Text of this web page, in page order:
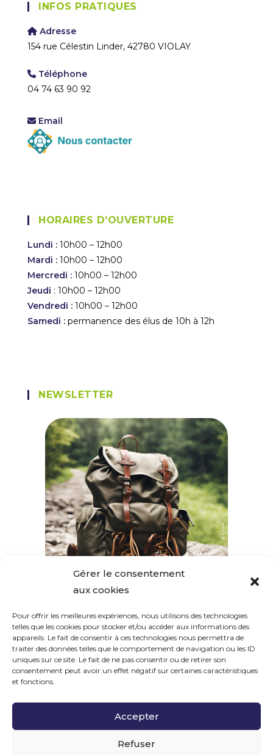
Gérer le consentement
aux cookies
Pour offrir les meilleures expériences, nous utilisons des technologies
telles que les cookies pour stocker et/ou accéder aux informations des
appareils. Le fait de consentir à ces technologies nous permettra de
traiter des données telles que le comportement de navigation ou les ID
uniques sur ce site. Le fait de ne pas consentir ou de retirer son
consentement peut avoir un effet négatif sur certaines caractéristiques
et fonctions.
Accepter
Refuser
INFOS PRATIQUES
Adresse
154 rue Célestin Linder, 42780 VIOLAY
Téléphone
04 74 63 90 92
Email
HORAIRES D’OUVERTURE
Lundi : 10h00 – 12h00
Mardi : 10h00 – 12h00
Mercredi : 10h00 – 12h00
Jeudi : 10h00 – 12h00
Vendredi : 10h00 – 12h00
Samedi : permanence des élus de 10h à 12h
NEWSLETTER
SUIVEZ-NOUS
POLITIQUE DE CONFIDENTIALITÉ